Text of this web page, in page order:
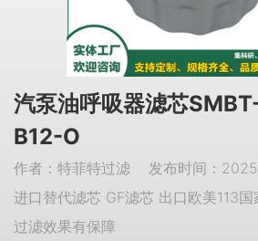
汽泵油呼吸器滤芯
B12-O
作者：特菲特过滤 发布时间：
进口替代滤芯 GF滤芯 出口欧美113
过滤效果有保障